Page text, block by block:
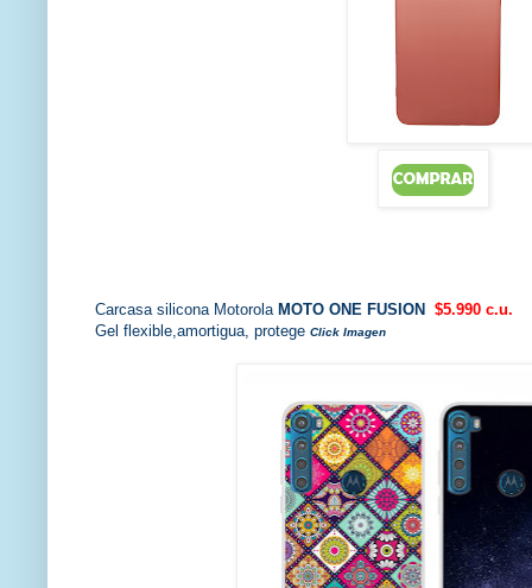
Carcasa silicona Motorola MOTO ONE FUSION
$5.990 c.u.
Gel flexible,amortigua, protege Click Imagen